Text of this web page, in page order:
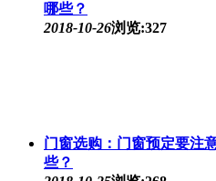
哪些？
2018-10-26浏览:327
门窗选购：门窗预定要注
些？